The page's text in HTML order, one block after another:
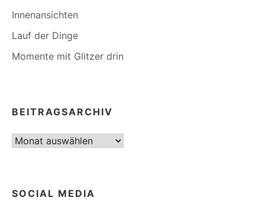
Innenansichten
Lauf der Dinge
Momente mit Glitzer drin
BEITRAGSARCHIV
Beitragsarchiv
SOCIAL MEDIA